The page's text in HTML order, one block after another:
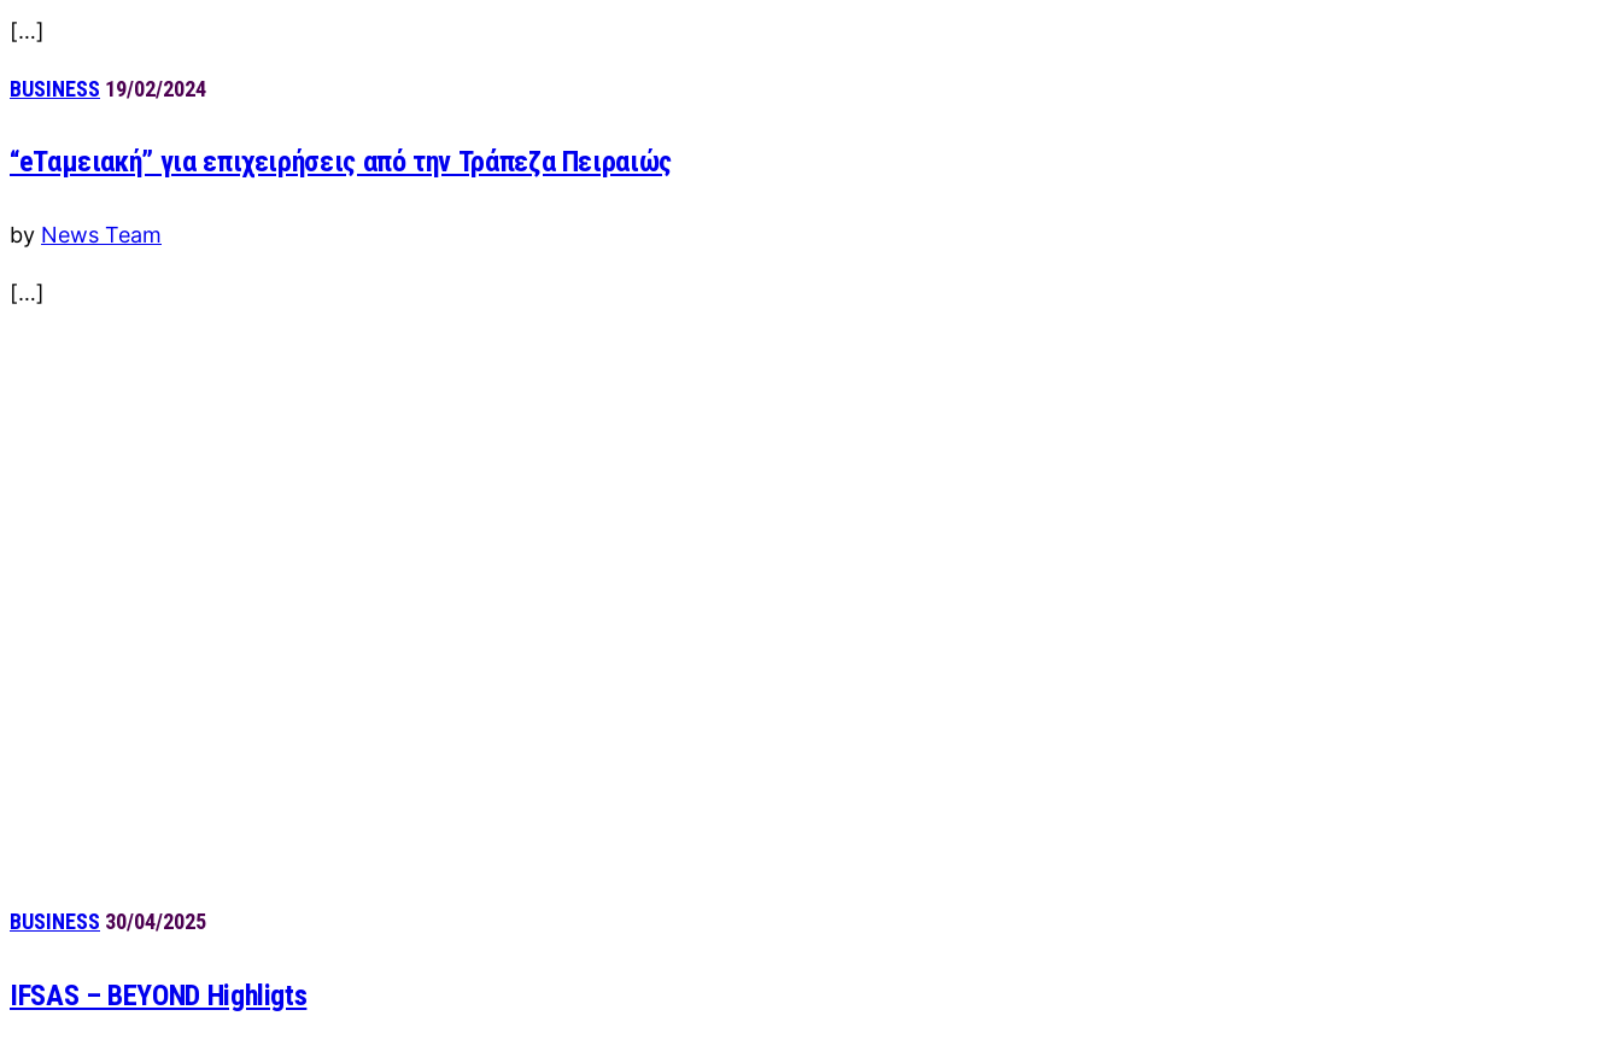
[…]
BUSINESS 19/02/2024
“eΤαμειακή” για επιχειρήσεις από την Τράπεζα Πειραιώς
by News Team
[…]
BUSINESS 30/04/2025
IFSAS – BEYOND Highligts